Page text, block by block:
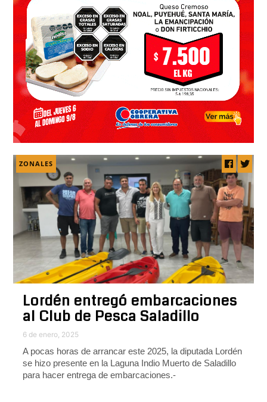
ZONALES
Lordén entregó embarcaciones
al Club de Pesca Saladillo
6 de enero, 2025
A pocas horas de arrancar este 2025, la diputada Lordén
se hizo presente en la Laguna Indio Muerto de Saladillo
para hacer entrega de embarcaciones.-